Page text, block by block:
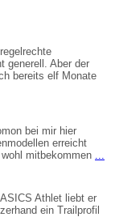
generell. Aber der
bereits elf Monate
bei mir hier
erreicht
mitbekommen
Athlet liebt er
ein Trailprofil